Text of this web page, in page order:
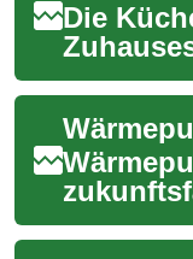
Die
Familien
und
werden.
Sie